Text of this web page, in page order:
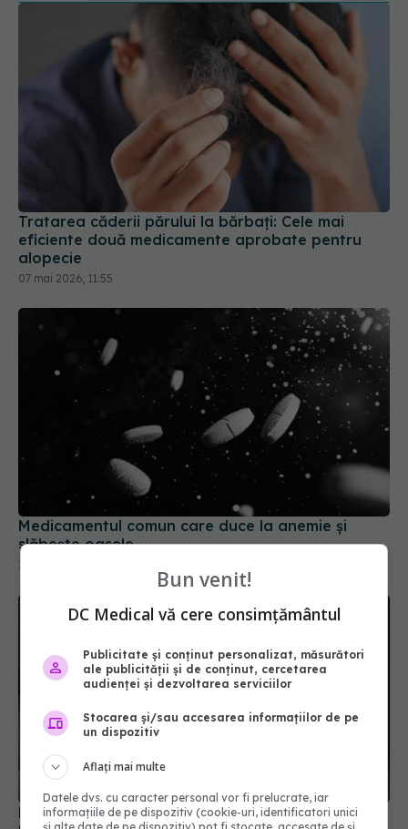
Tratarea căderii părului la bărbați: Cele mai
eficiente două medicamente aprobate pentru
alopecie
07 mai 2026, 11:55
Medicamentul comun care duce la anemie și
slăbește oasele
12 feb 2026, 17:23
Medicamentele pentru reflux gastric, posibilă
Bun venit!
DC Medical vă cere consimțământul
Publicitate și conținut personalizat, măsurători
ale publicității și de conținut, cercetarea
audienței și dezvoltarea serviciilor
Stocarea și/sau accesarea informațiilor de pe
un dispozitiv
Aflați mai multe
Datele dvs. cu caracter personal vor fi prelucrate, iar
informațiile de pe dispozitiv (cookie-uri, identificatori unici